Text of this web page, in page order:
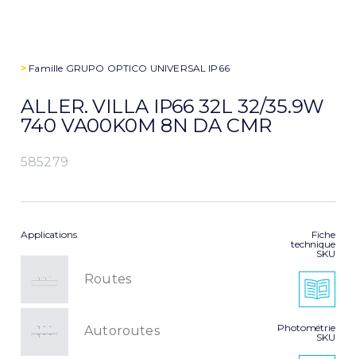
> Famille GRUPO OPTICO UNIVERSAL IP66
ALLER. VILLA IP66 32L 32/35.9W
740 VA00K0M 8N DA CMR
585279
Applications
Routes
Autoroutes
Fiche
technique
SKU
Photométrie
SKU